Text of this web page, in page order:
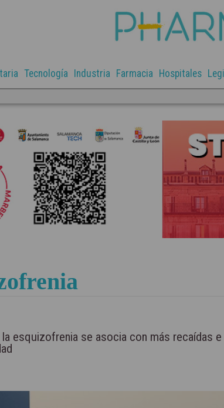
Tecnología Industria Farmacia Hospitales
esquizofrenia se asocia con más recaídas